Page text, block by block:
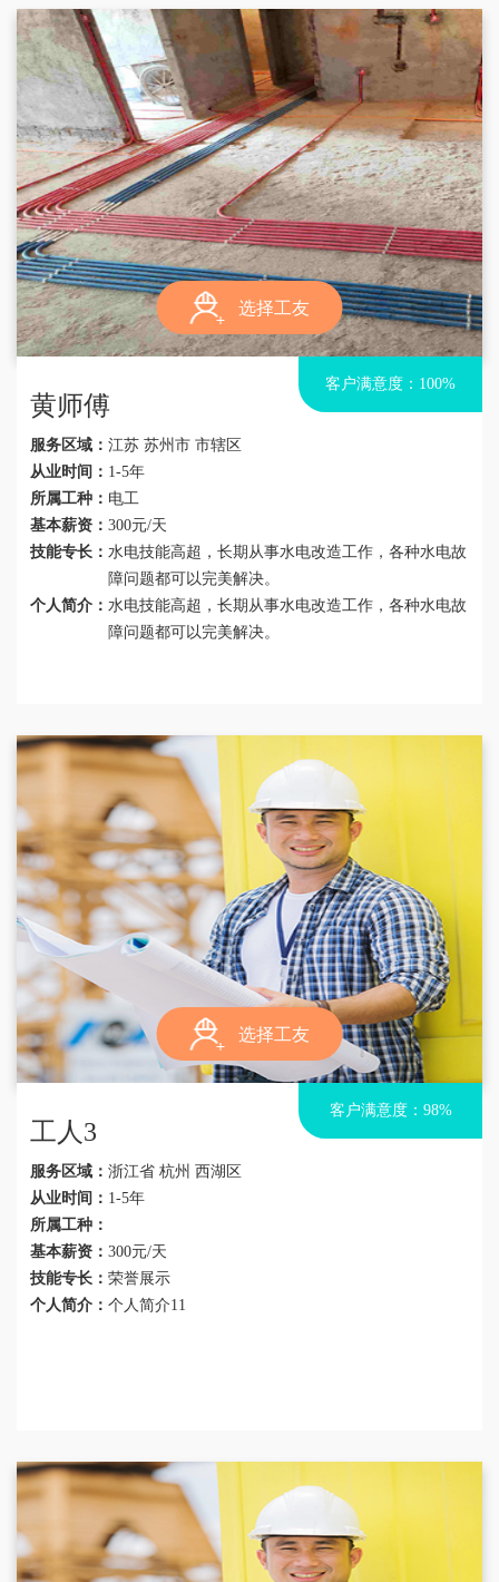
选择工友
客户满意度：100%
黄师傅
服务区域： 江苏 苏州市 市辖区
从业时间： 1-5年
所属工种： 电工
基本薪资： 300元/天
技能专长： 水电技能高超，长期从事水电改造工作，各种水电故
障问题都可以完美解决。
个人简介： 水电技能高超，长期从事水电改造工作，各种水电故
障问题都可以完美解决。
选择工友
客户满意度：98%
工人3
服务区域： 浙江省 杭州 西湖区
从业时间： 1-5年
所属工种：
基本薪资： 300元/天
技能专长： 荣誉展示
个人简介： 个人简介11